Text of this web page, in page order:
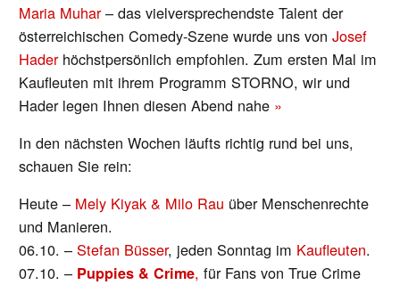
Maria Muhar– das vielversprechendste Talent der
österreichischen Comedy-Szene wurde uns vonJosef
Haderhöchstpersönlich empfohlen. Zum ersten Mal im
Kaufleuten mit ihrem Programm STORNO, wir und
Hader legen Ihnen diesen Abend nahe »
In den nächsten Wochen läufts richtig rund bei uns,
schauen Sie rein:
Heute – Mely Kiyak & Milo Rau über Menschenrechte
und Manieren.
06.10. –Stefan Büsser, jeden Sonntag im Kaufleuten.
07.10. – Puppies & Crime, für Fans von True Crime